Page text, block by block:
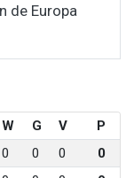
de Europa
W G V
P
0 0 0
0